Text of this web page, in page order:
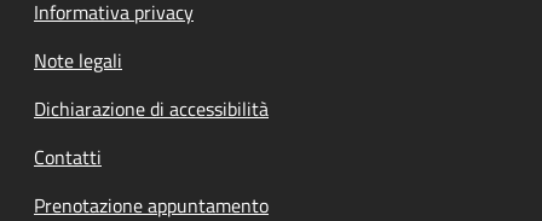
Informativa privacy
Note legali
Dichiarazione di accessibilità
Contatti
Prenotazione appuntamento